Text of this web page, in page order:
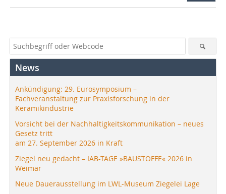
News
Ankündigung: 29. Eurosymposium –
Fachveranstaltung zur Praxisforschung in der
Keramikindustrie
Vorsicht bei der Nachhaltigkeitskommunikation – neues
Gesetz tritt
am 27. September 2026 in Kraft
Ziegel neu gedacht – IAB-TAGE »BAUSTOFFE« 2026 in
Weimar
Neue Dauerausstellung im LWL-Museum Ziegelei Lage